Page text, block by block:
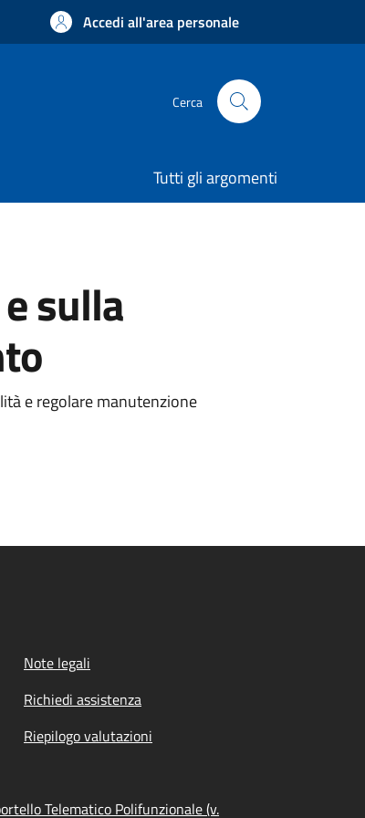
Accedi all'area personale
Cerca
Tutti gli argomenti
sulla
e regolare manutenzione
Note legali
Richiedi assistenza
Riepilogo valutazioni
Telematico Polifunzionale (v.